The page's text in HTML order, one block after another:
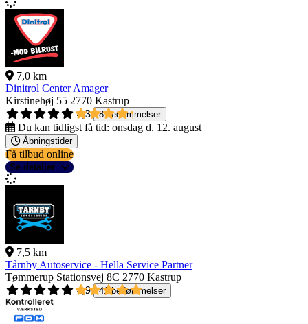
7,0 km
Dinitrol Center Amager
Kirstinehøj 55 2770 Kastrup
4,3
8 bedømmelser
Du kan tidligst få tid: onsdag d. 12. august
Åbningstider
Få tilbud online
Se detaljer
7,5 km
Tårnby Autoservice - Hella Service Partner
Tømmerup Stationsvej 8C 2770 Kastrup
4,9
41 bedømmelser